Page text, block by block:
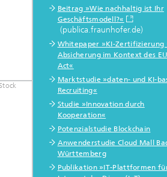
Beitrag »Wie nachhaltig ist Ihr
Geschäftsmodell?«
(publica.fraunhofer.de)
Whitepaper »KI-Zertifizierung
Absicherung im Kontext des
Act«
Marktstudie »daten- und KI-
Recruiting«
Studie »Innovation durch
Kooperation«
Potenzialstudie Blockchain
Anwenderstudie Cloud Mall
Württemberg
Publikation »IT-Plattformen